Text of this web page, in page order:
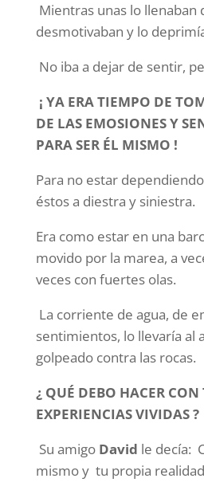
Mientras unas lo llenaban
desmotivaban y lo
No iba a dejar de sentir,
¡ YA ERA TIEMPO DE
DE LAS EMOSIONES Y
PARA SER ÉL MISMO !
Para no estar
éstos a diestra y siniestra.
Era como estar en una
movido por la marea, a
veces con fuertes olas.
La corriente de agua, de
sentimientos, lo llevaría al
golpeado contra las rocas.
¿ QUÉ DEBO HACER CON
EXPERIENCIAS VIVIDAS ?
Su amigo David le decía:
mismo y tu propia